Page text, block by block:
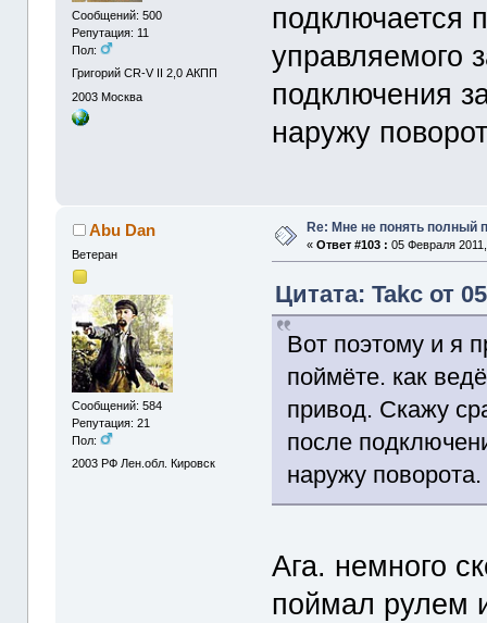
Сообщений: 500
Репутация: 11
Пол:
Григорий CR-V II 2,0 АКПП
2003 Москва
подключается
управляемого
подключения
наружу
Abu Dan
Ветеран
Сообщений: 584
Репутация: 21
Пол:
2003 РФ Лен.обл. Кировск
Re: Мне не понять полный
«Ответ #103 : 05 Февраля
Цитата: Takc от
Вот поэтому и я
поймёте. как
привод. Скажу
после
наружу поворота.
Ага. немного
поймал рулем